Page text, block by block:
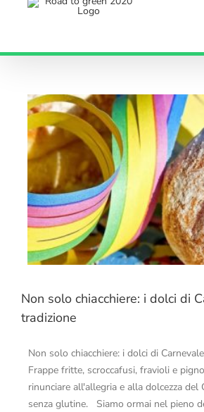
Non solo chiacchiere: i dolci di
tradizione
Non solo chiacchiere: i dolci di
Frappe fritte, scroccafusi, fravioli e
rinunciare all'allegria e alla dolcezza del
senza glutine. Siamo ormai nel pieno